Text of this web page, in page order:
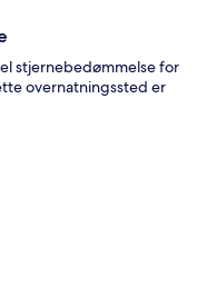
stjernebedømmelse for
overnatningssted er